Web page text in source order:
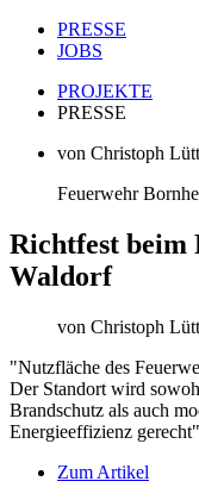
PRESSE
JOBS
PROJEKTE
PRESSE
von Christoph
Feuerwehr
Richtfest beim
Waldorf
von Christoph
"Nutzfläche des
Der Standort wird
Brandschutz als auch
Energieeffizienz gerecht"
Zum Artikel